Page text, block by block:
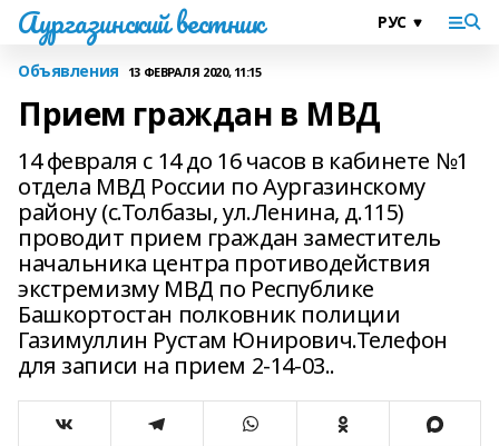
Аургазинский вестник
Объявления 13 ФЕВРАЛЯ 2020, 11:15
Прием граждан в МВД
14 февраля с 14 до 16 часов в кабинете №1
отдела МВД России по Аургазинскому
району (с.Толбазы, ул.Ленина, д.115)
проводит прием граждан заместитель
начальника центра противодействия
экстремизму МВД по Республике
Башкортостан полковник полиции
Газимуллин Рустам Юнирович.Телефон
для записи на прием 2-14-03..